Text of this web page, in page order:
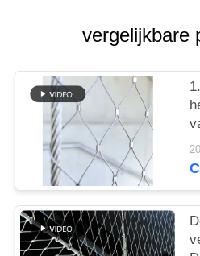
vergelijkbare